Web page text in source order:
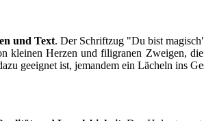
und Text. Der Schriftzug "Du bist
kleinen Herzen und filigranen Zweigen,
geeignet ist, jemandem ein Lächeln ins